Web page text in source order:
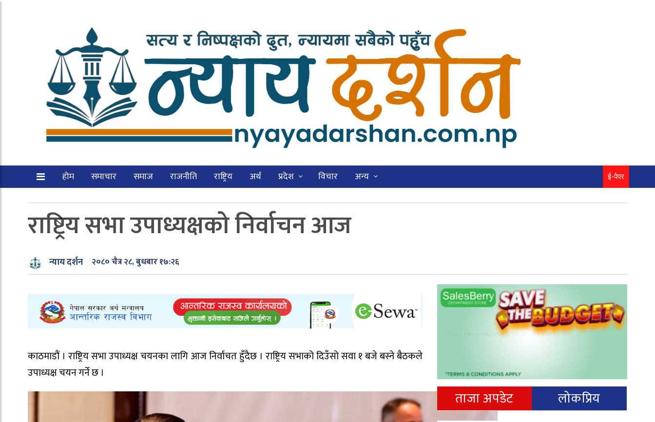
होम समाचार समाज राजनीति राष्ट्रिय अर्थ प्रदेश विचार अन्य ई-पेपर
राष्ट्रिय सभा उपाध्यक्षको निर्वाचन आज
न्याय दर्शन २०८० चैत्र २८, बुधबार १७:२६
काठमाडौं । राष्ट्रिय सभा उपाध्यक्ष चयनका लागि आज निर्वाचत हुँदैछ । राष्ट्रिय सभाको दिउँसो सवा १ बजे बस्ने बैठकले
उपाध्यक्ष चयन गर्ने छ ।
ताजा अपडेट लोकप्रिय